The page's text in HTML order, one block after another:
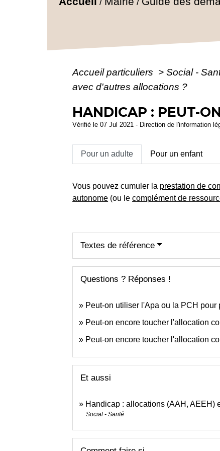
Accueil particuliers > Social -
avec d'autres allocations ?
HANDICAP : PEUT-
Vérifié le 07 Jul 2021 - Direction de l'information
Pour un adulte Pour un enfant
Vous pouvez cumuler la prestation de
autonome (ou lecomplément de
Textes de référence
Questions ? Réponses !
Peut-on utiliser l'Apa ou la PCH
Peut-on encore toucher l'allocation
Peut-on encore toucher l'allocation
Et aussi
Handicap : allocations (AAH, AEEH)
Social - Santé